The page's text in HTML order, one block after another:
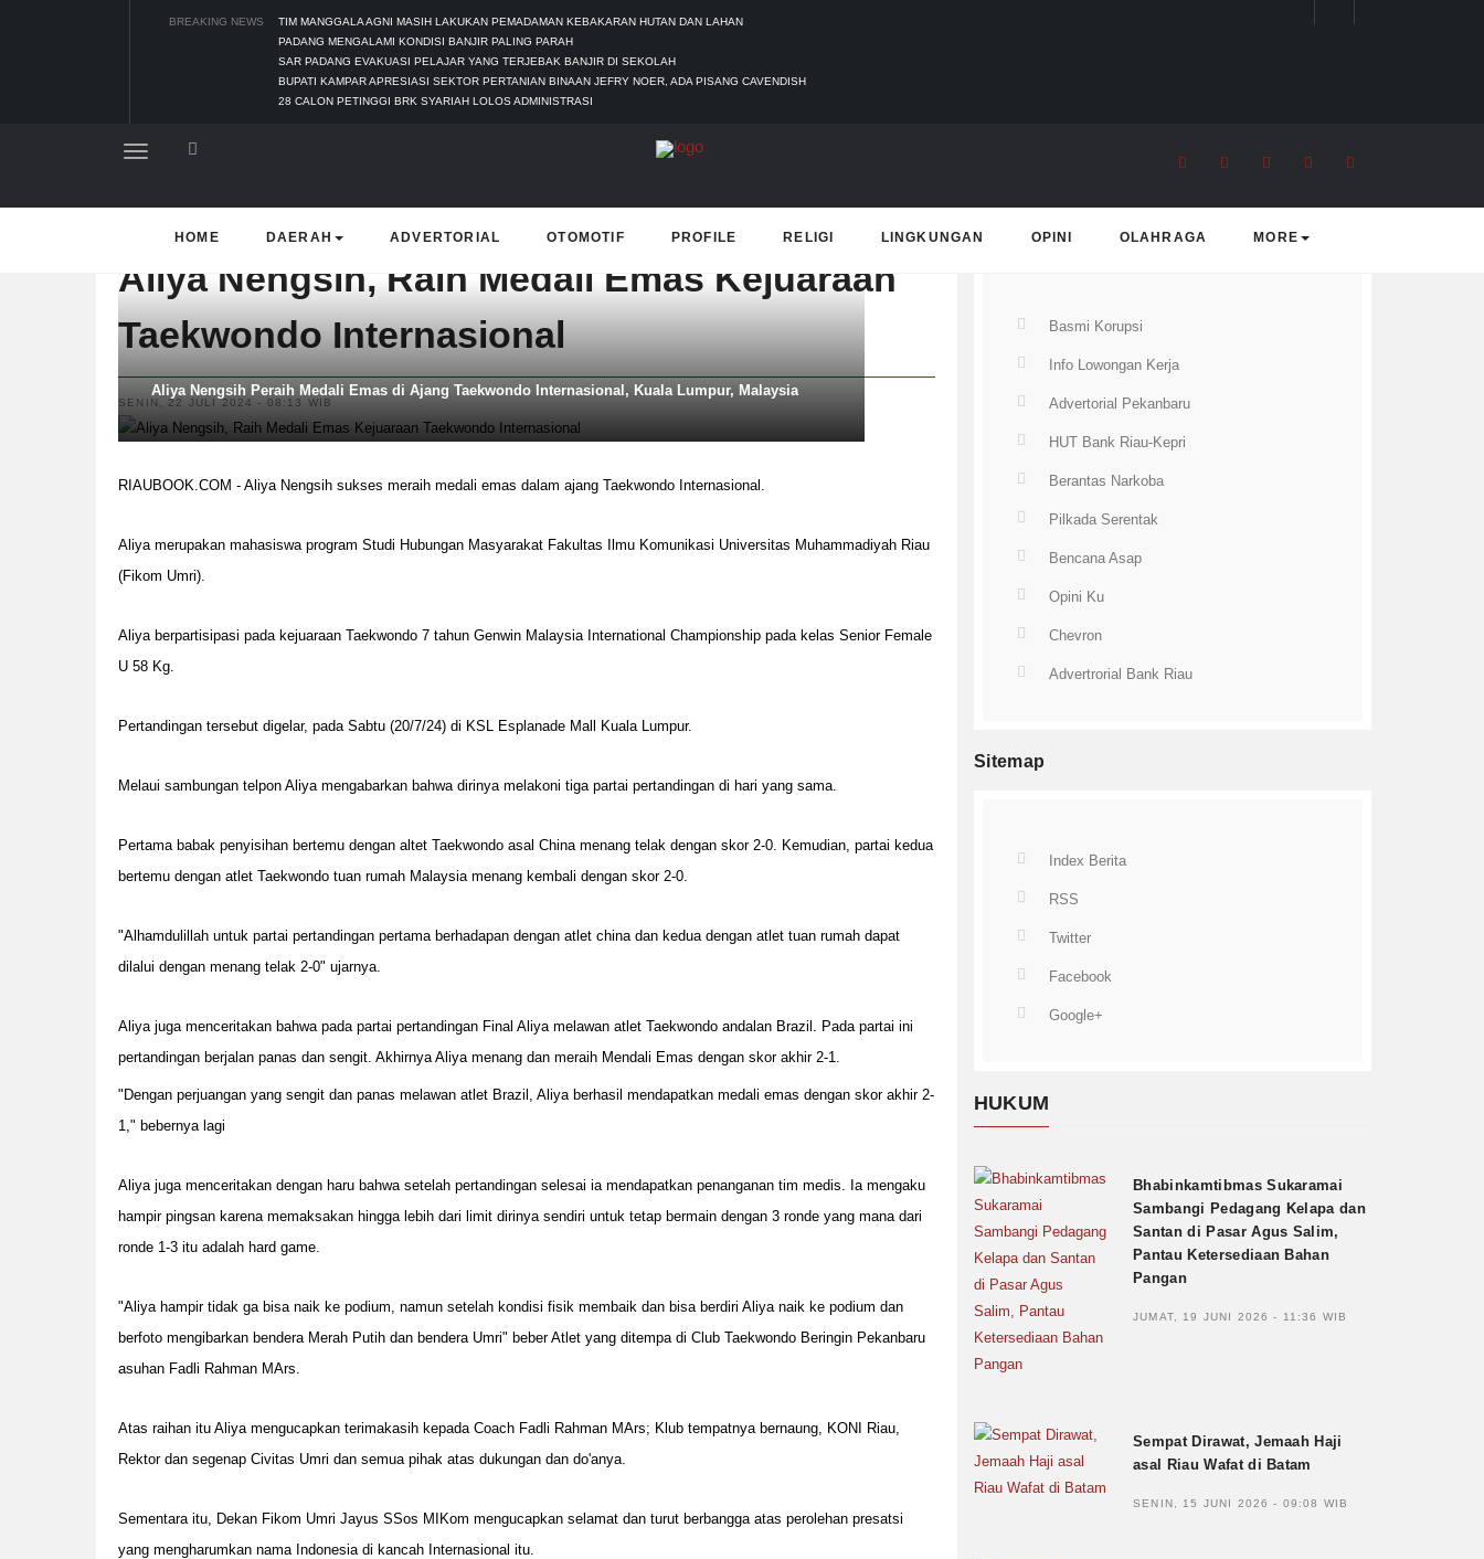
BREAKING NEWS
TIM MANGGALA AGNI MASIH LAKUKAN PEMADAMAN KEBAKARAN HUTAN DAN LAHAN
PADANG MENGALAMI KONDISI BANJIR PALING PARAH
SAR PADANG EVAKUASI PELAJAR YANG TERJEBAK BANJIR DI SEKOLAH
BUPATI KAMPAR APRESIASI SEKTOR PERTANIAN BINAAN JEFRY NOER, ADA PISANG CAVENDISH
28 CALON PETINGGI BRK SYARIAH LOLOS ADMINISTRASI
HOME DAERAH ADVERTORIAL OTOMOTIF PROFILE RELIGI LINGKUNGAN OPINI OLAHRAGA MORE
Aliya Nengsih, Raih Medali Emas Kejuaraan
Taekwondo Internasional
SENIN, 22 JULI 2024 - 08:13 WIB
Aliya Nengsih Peraih Medali Emas di Ajang Taekwondo Internasional, Kuala Lumpur, Malaysia
RIAUBOOK.COM - Aliya Nengsih sukses meraih medali emas dalam ajang Taekwondo Internasional.
Aliya merupakan mahasiswa program Studi Hubungan Masyarakat Fakultas Ilmu Komunikasi Universitas Muhammadiyah Riau
(Fikom Umri).
Aliya berpartisipasi pada kejuaraan Taekwondo 7 tahun Genwin Malaysia International Championship pada kelas Senior Female
U 58 Kg.
Pertandingan tersebut digelar, pada Sabtu (20/7/24) di KSL Esplanade Mall Kuala Lumpur.
Melaui sambungan telpon Aliya mengabarkan bahwa dirinya melakoni tiga partai pertandingan di hari yang sama.
Pertama babak penyisihan bertemu dengan altet Taekwondo asal China menang telak dengan skor 2-0. Kemudian, partai kedua
bertemu dengan atlet Taekwondo tuan rumah Malaysia menang kembali dengan skor 2-0.
"Alhamdulillah untuk partai pertandingan pertama berhadapan dengan atlet china dan kedua dengan atlet tuan rumah dapat
dilalui dengan menang telak 2-0" ujarnya.
Aliya juga menceritakan bahwa pada partai pertandingan Final Aliya melawan atlet Taekwondo andalan Brazil. Pada partai ini
pertandingan berjalan panas dan sengit. Akhirnya Aliya menang dan meraih Mendali Emas dengan skor akhir 2-1.
"Dengan perjuangan yang sengit dan panas melawan atlet Brazil, Aliya berhasil mendapatkan medali emas dengan skor akhir 2-
1," bebernya lagi
Aliya juga menceritakan dengan haru bahwa setelah pertandingan selesai ia mendapatkan penanganan tim medis. Ia mengaku
hampir pingsan karena memaksakan hingga lebih dari limit dirinya sendiri untuk tetap bermain dengan 3 ronde yang mana dari
ronde 1-3 itu adalah hard game.
"Aliya hampir tidak ga bisa naik ke podium, namun setelah kondisi fisik membaik dan bisa berdiri Aliya naik ke podium dan
berfoto mengibarkan bendera Merah Putih dan bendera Umri" beber Atlet yang ditempa di Club Taekwondo Beringin Pekanbaru
asuhan Fadli Rahman MArs.
Atas raihan itu Aliya mengucapkan terimakasih kepada Coach Fadli Rahman MArs; Klub tempatnya bernaung, KONI Riau,
Rektor dan segenap Civitas Umri dan semua pihak atas dukungan dan do'anya.
Sementara itu, Dekan Fikom Umri Jayus SSos MIKom mengucapkan selamat dan turut berbangga atas perolehan presatsi
yang mengharumkan nama Indonesia di kancah Internasional itu.
Basmi Korupsi
Info Lowongan Kerja
Advertorial Pekanbaru
HUT Bank Riau-Kepri
Berantas Narkoba
Pilkada Serentak
Bencana Asap
Opini Ku
Chevron
Advertrorial Bank Riau
Sitemap
Index Berita
RSS
Twitter
Facebook
Google+
HUKUM
Bhabinkamtibmas Sukaramai
Sambangi Pedagang Kelapa dan
Santan di Pasar Agus Salim,
Pantau Ketersediaan Bahan
Pangan
JUMAT, 19 JUNI 2026 - 11:36 WIB
Sempat Dirawat, Jemaah Haji
asal Riau Wafat di Batam
SENIN, 15 JUNI 2026 - 09:08 WIB